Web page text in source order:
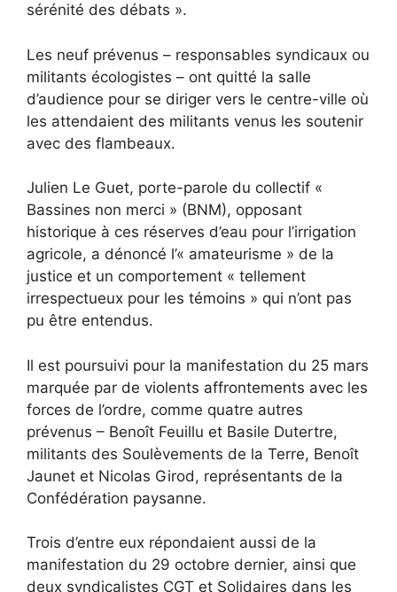
sérénité des débats ».
Les neuf prévenus – responsables syndicaux ou
militants écologistes – ont quitté la salle
d’audience pour se diriger vers le centre-ville où
les attendaient des militants venus les soutenir
avec des flambeaux.
Julien Le Guet, porte-parole du collectif «
Bassines non merci » (BNM), opposant
historique à ces réserves d’eau pour l’irrigation
agricole, a dénoncé l’« amateurisme » de la
justice et un comportement « tellement
irrespectueux pour les témoins » qui n’ont pas
pu être entendus.
Il est poursuivi pour la manifestation du 25 mars
marquée par de violents affrontements avec les
forces de l’ordre, comme quatre autres
prévenus – Benoît Feuillu et Basile Dutertre,
militants des Soulèvements de la Terre, Benoît
Jaunet et Nicolas Girod, représentants de la
Confédération paysanne.
Trois d’entre eux répondaient aussi de la
manifestation du 29 octobre dernier, ainsi que
deux syndicalistes CGT et Solidaires dans les